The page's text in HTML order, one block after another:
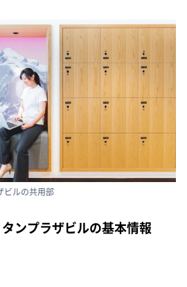
ビルの共用部
ンプラザビルの基本情報